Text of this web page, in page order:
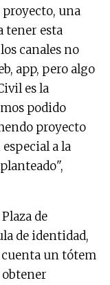
proyecto, una
tener esta
canales no
app, pero algo
es la
podido
proyecto
a la
de
de identidad,
cuenta un tótem